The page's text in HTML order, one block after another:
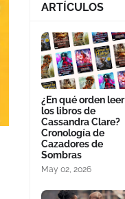
ARTÍCULOS
¿En qué orden leer
los libros de
Cassandra Clare?
Cronología de
Cazadores de
Sombras
May 02, 2026